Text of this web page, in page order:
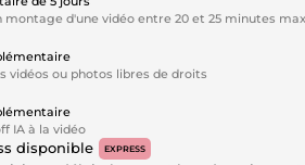
montage d'une vidéo entre 20 et 25 minutes
vidéos ou photos libres de droits
IA à la vidéo
disponible EXPRESS